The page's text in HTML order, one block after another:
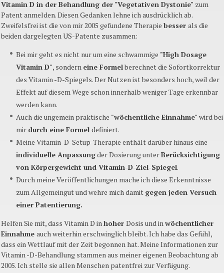
Vitamin D in der Behandlung der "Vegetativen Dystonie" zum
Patent anmelden. Diesen Gedanken lehne ich ausdrücklich ab.
Zweifelsfrei ist die von mir 2005 gefundene Therapie besser als die
beiden dargelegten US-Patente zusammen:
Bei mir geht es nicht nur um eine schwammige "High Dosage
Vitamin D", sondern eine Formelberechnet die Sofortkorrektur
des Vitamin -D-Spiegels. Der Nutzen ist besonders hoch, weil der
Effekt auf diesem Wege schon innerhalb weniger Tage erkennbar
werden kann.
Auch die ungemein praktische "wöchentliche Einnahme" wird bei
mir durch eine Formel definiert.
Meine Vitamin-D-Setup-Therapie enthält darüber hinaus eine
individuelle Anpassungder Dosierung unterBerücksichtigung
von Körpergewicht und Vitamin-D-Ziel-Spiegel.
Durch meine Veröffentlichungen mache ich diese Erkenntnisse
zum Allgemeingut und wehre mich damit gegen jeden Versuch
einer Patentierung.
Helfen Sie mit, dass Vitamin D inhoher Dosis und inwöchentlicher
Einnahme auch weiterhin erschwinglich bleibt. Ich habe das Gefühl,
dass ein Wettlauf mit der Zeit begonnen hat. Meine Informationen zur
Vitamin -D-Behandlung stammen aus meiner eigenen Beobachtung ab
2005. Ich stelle sie allen Menschen patentfrei zur Verfügung.